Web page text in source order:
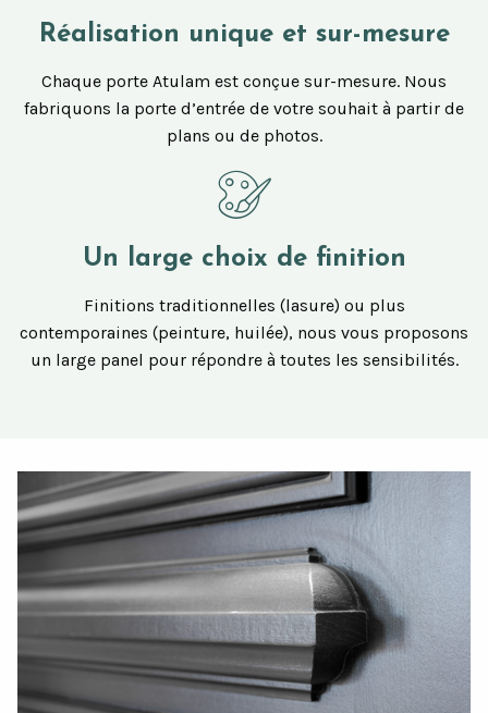
Réalisation unique et sur-mesure
Chaque porte Atulam est conçue sur-mesure. Nous
fabriquons la porte d’entrée de votre souhait à partir de
plans ou de photos.
Un large choix de finition
Finitions traditionnelles (lasure) ou plus
contemporaines (peinture, huilée), nous vous proposons
un large panel pour répondre à toutes les sensibilités.